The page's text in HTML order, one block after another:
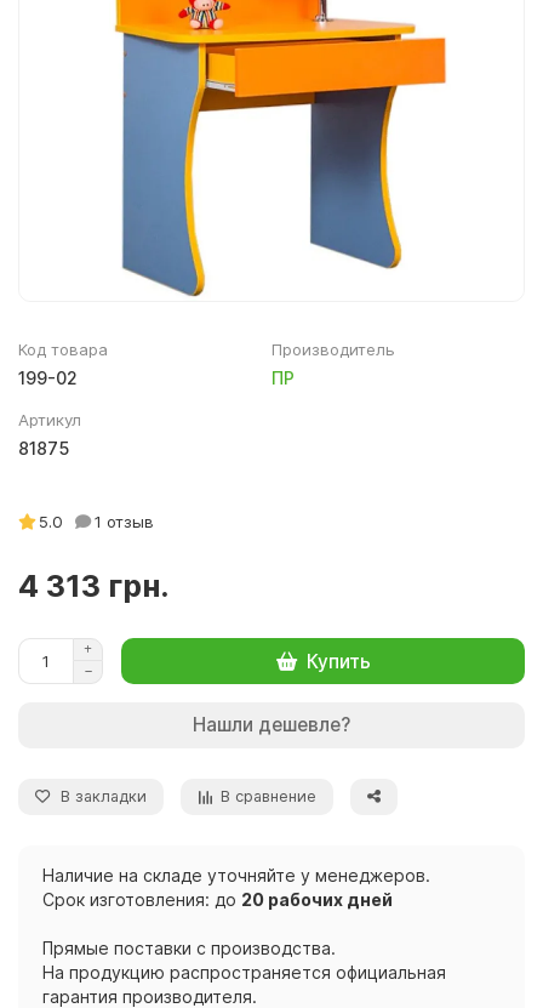
Мягкий инвентарь, текстиль
Декор для фотозон
Верхняя детская одежда
Детское постельное белье
Аксессуары к одежде
Крестильные наборы
Одежда для патриотических кружков
Код товара
199-02
Производитель
ПР
Артикул
81875
5.0 1 отзыв
4 313 грн.
Купить
Нашли дешевле?
В закладки В сравнение
Наличие на складе уточняйте у менеджеров.
Срок изготовления: до 20 рабочих дней
Прямые поставки с производства.
На продукцию распространяется официальная
гарантия производителя.